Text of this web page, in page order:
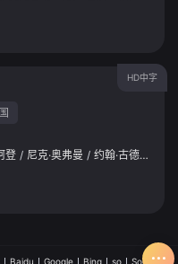
HD中字
登 / 尼克·奥弗曼 / 约翰·古德曼
Baidu Google Bing so Sogou